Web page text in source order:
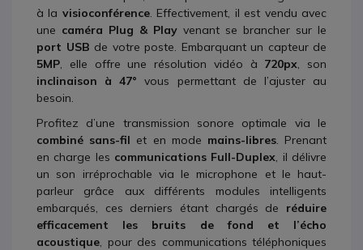
à la visioconférence. Effectivement, il est vendu avec
une caméra Plug & Play venant se brancher sur le
port USB de votre poste. Embarquant un capteur de
5MP, elle offre une résolution vidéo à 720px, son
inclinaison à 47° vous permettant de l’ajuster au
besoin.
Profitez d’une transmission sonore optimale via le
combiné sans-fil et en mode mains-libres. Prenant
en charge les communications Full-Duplex, il délivre
un son irréprochable via le microphone et le haut-
parleur grâce aux différents modules intelligents
embarqués, ces derniers étant chargés de réduire
efficacement les bruits de fond et l’écho
acoustique, pour des communications téléphoniques